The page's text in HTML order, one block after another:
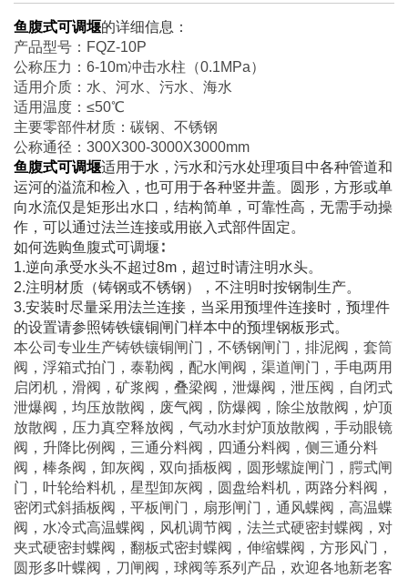
鱼腹式可调堰的详细信息：
产品型号：FQZ-10P
公称压力：6-10m冲击水柱（0.1MPa）
适用介质：水、河水、污水、海水
适用温度：≤50℃
主要零部件材质：碳钢、不锈钢
公称通径：300X300-3000X3000mm
鱼腹式可调堰适用于水，污水和污水处理项目中各种管道和
运河的溢流和检入，也可用于各种竖井盖。圆形，方形或单
向水流仅是矩形出水口，结构简单，可靠性高，无需手动操
作，可以通过法兰连接或用嵌入式部件固定。
如何选购鱼腹式可调堰∶
1.逆向承受水头不超过8m，超过时请注明水头。
2.注明材质（铸钢或不锈钢），不注明时按钢制生产。
3.安装时尽量采用法兰连接，当采用预埋件连接时，预埋件
的设置请参照铸铁镶铜闸门样本中的预埋钢板形式。
本公司专业生产铸铁镶铜闸门，不锈钢闸门，排泥阀，套筒
阀，浮箱式拍门，泰勒阀，配水闸阀，渠道闸门，手电两用
启闭机，滑阀，矿浆阀，叠梁阀，泄爆阀，泄压阀，自闭式
泄爆阀，均压放散阀，废气阀，防爆阀，除尘放散阀，炉顶
放散阀，压力真空释放阀，气动水封炉顶放散阀，手动眼镜
阀，升降比例阀，三通分料阀，四通分料阀，侧三通分料
阀，棒条阀，卸灰阀，双向插板阀，圆形螺旋闸门，腭式闸
门，叶轮给料机，星型卸灰阀，圆盘给料机，两路分料阀，
密闭式斜插板阀，平板闸门，扇形闸门，通风蝶阀，高温蝶
阀，水冷式高温蝶阀，风机调节阀，法兰式硬密封蝶阀，对
夹式硬密封蝶阀，翻板式密封蝶阀，伸缩蝶阀，方形风门，
圆形多叶蝶阀，刀闸阀，球阀等系列产品，欢迎各地新老客